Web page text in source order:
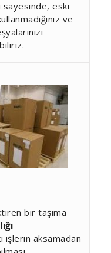
sayesinde, eski
ve
bir taşıma
işlerin aksamadan